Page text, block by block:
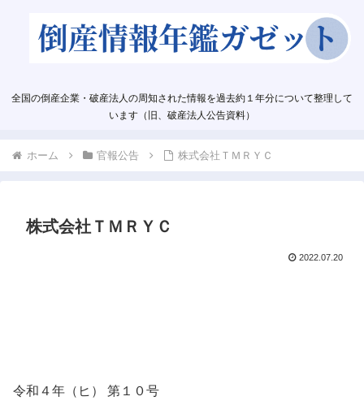
全国の倒産企業・破産法人の周知された情報を過去約１年分について整理して
います（旧、破産法人公告資料）
ホーム 官報公告 株式会社ＴＭＲＹＣ
株式会社ＴＭＲＹＣ
2022.07.20
令和４年（ヒ） 第１０号